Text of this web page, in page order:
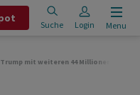
Suche Login Menu
mit weiteren 44 Millionen Dollar